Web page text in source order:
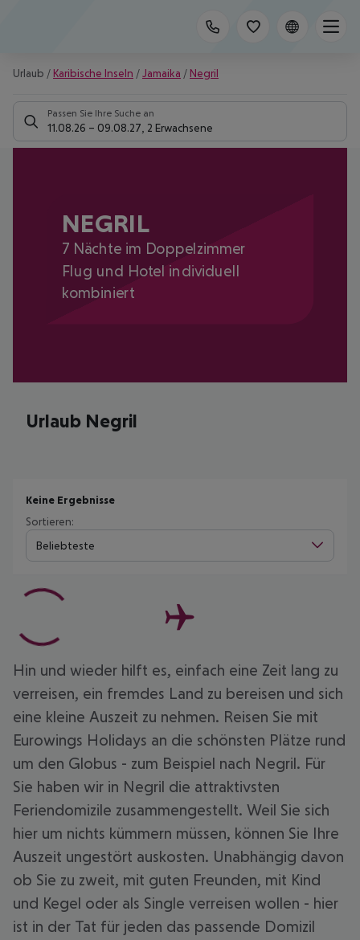
Urlaub / Karibische Inseln /Jamaika / Negril
Passen Sie Ihre Suche an
11.08.26 – 09.08.27 2 Erwachsene
NEGRIL
7 Nächte im Doppelzimmer
Flug und Hotel individuell
kombiniert
Urlaub Negril
Keine Ergebnisse
Sortieren:
Beliebteste
Hin und wieder hilft es, einfach eine Zeit lang zu
verreisen, ein fremdes Land zu bereisen und sich
eine kleine Auszeit zu nehmen. Reisen Sie mit
Eurowings Holidays an die schönsten Plätze rund
um den Globus - zum Beispiel nach Negril. Für
Sie haben wir in Negril die attraktivsten
Feriendomizile zusammengestellt. Weil Sie sich
hier um nichts kümmern müssen, können Sie Ihre
Auszeit ungestört auskosten. Unabhängig davon
ob Sie zu zweit, mit guten Freunden, mit Kind
und Kegel oder als Single verreisen wollen - hier
ist in der Tat für jeden das passende Domizil